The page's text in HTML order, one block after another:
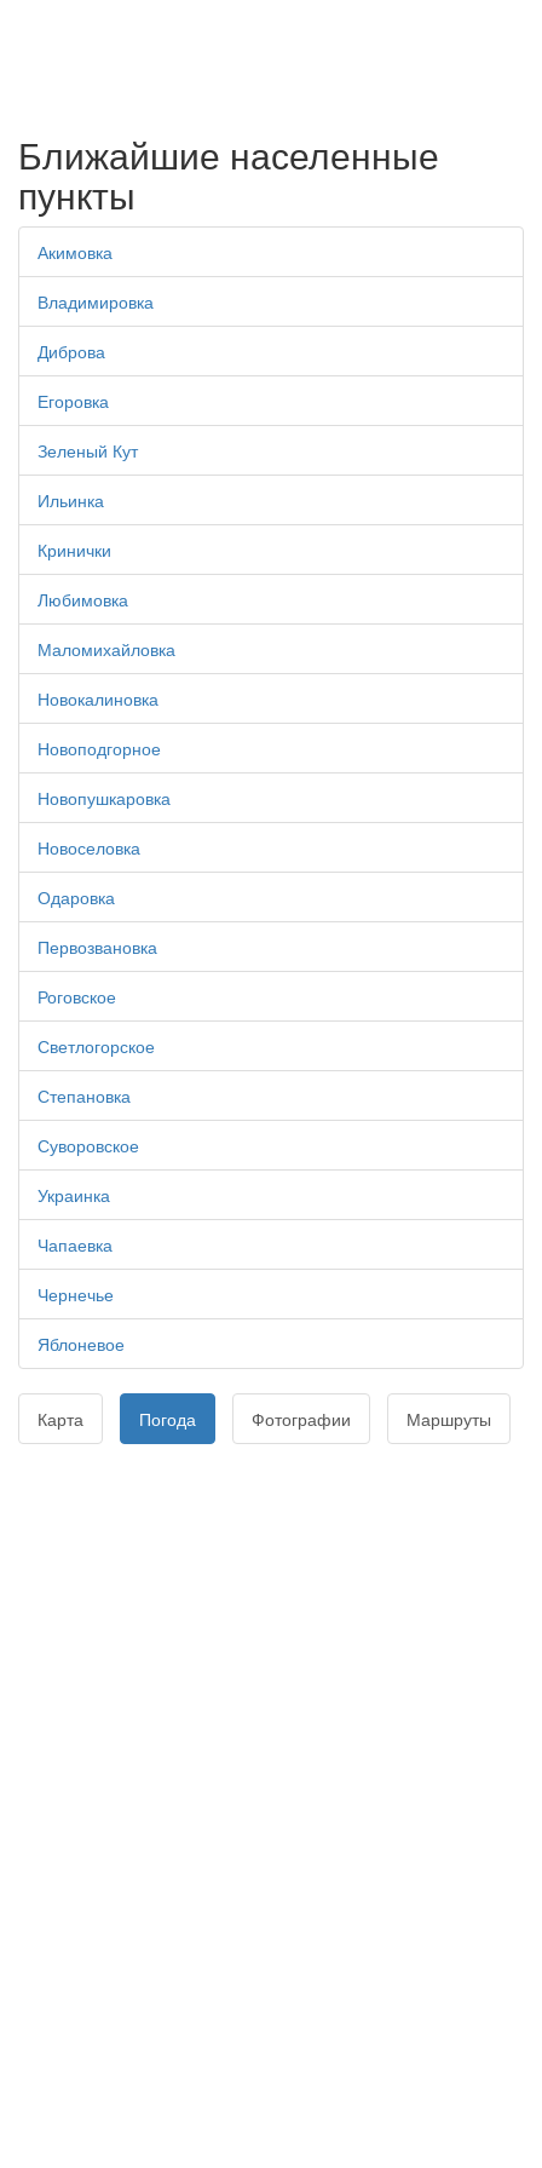
Ближайшие населенные
пункты
Акимовка
Владимировка
Диброва
Егоровка
Зеленый Кут
Ильинка
Кринички
Любимовка
Маломихайловка
Новокалиновка
Новоподгорное
Новопушкаровка
Новоселовка
Одаровка
Первозвановка
Роговское
Светлогорское
Степановка
Суворовское
Украинка
Чапаевка
Чернечье
Яблоневое
Карта Погода Фотографии Маршруты